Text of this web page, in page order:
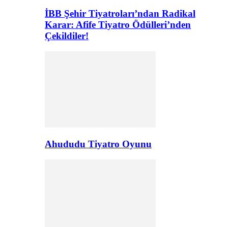
İBB Şehir Tiyatroları’ndan Radikal
Karar: Afife Tiyatro Ödülleri’nden
Çekildiler!
Ahududu Tiyatro Oyunu